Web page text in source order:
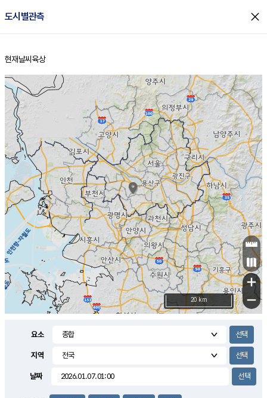
도시별관측 close
홈
현재날씨 육상
+
−
20 km
요소
지역
날짜